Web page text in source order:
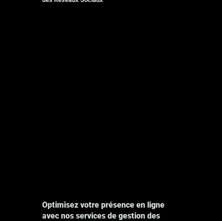
Optimisez votre présence en ligne
avec nos services de gestion des